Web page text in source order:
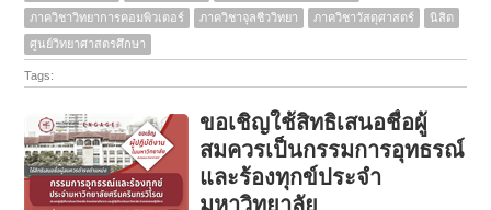
ภาควิชาวิทยาการคอมพิวเตอร์
ภาควิชาจุลชีววิทยา ภาควิชาวัสดุศาสตร์
นิสิต
ศูนย์วิทยาศาสตรศึกษา
Tags:
ขอเชิญใช้สิทธิเสนอชื่อผู้
สมควรเป็นกรรมการอุทธรณ์
และร้องทุกข์ประจำ
มหาวิทยาลัย